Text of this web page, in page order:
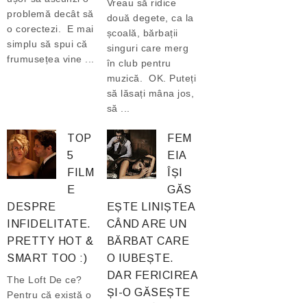
problemă decât să
o corectezi. E mai
simplu să spui că
frumusețea vine ...
Vreau să ridice
două degete, ca la
școală, bărbații
singuri care merg
în club pentru
muzică. OK. Puteți
să lăsați mâna jos,
să ...
TOP
5
FILM
E
DESPRE
INFIDELITATE.
PRETTY HOT &
SMART TOO :)
The Loft De ce?
Pentru că există o
FEM
EIA
ÎȘI
GĂS
EȘTE LINIȘTEA
CÂND ARE UN
BĂRBAT CARE
O IUBEȘTE.
DAR FERICIREA
ȘI-O GĂSEȘTE